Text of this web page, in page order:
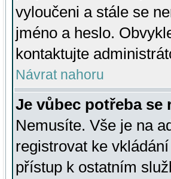
vyloučeni a stále se
jméno a heslo.
kontaktujte
Návrat nahoru
Je vůbec potřeba se
Nemusíte. Vše je na
registrovat ke
přístup k ostatním